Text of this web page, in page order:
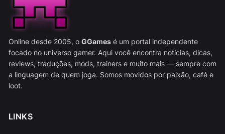
Online desde 2005, o GGamesé um portal independente
focado no universo gamer. Aqui você encontra notícias, dicas,
reviews, traduções, mods, trainers e muito mais — sempre com
a linguagem de quem joga. Somos movidos por paixão, café e
loot.
LINKS